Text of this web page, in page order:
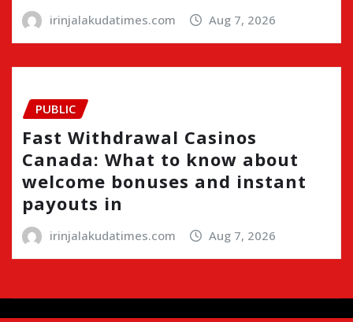
irinjalakudatimes.com Aug 7, 2026
PUBLIC
Fast Withdrawal Casinos
Canada: What to know about
welcome bonuses and instant
payouts in
irinjalakudatimes.com Aug 7, 2026